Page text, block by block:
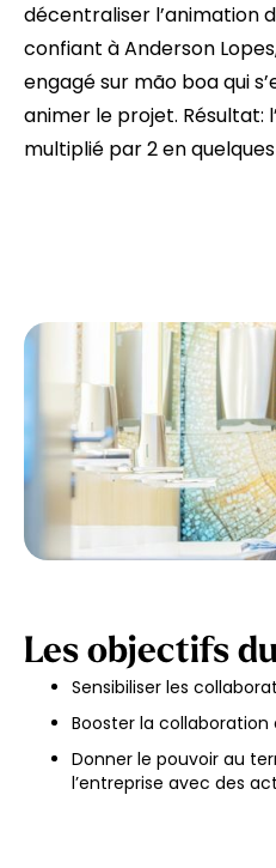
décentraliser l’animation
confiant à Anderson
engagé sur mão boa qui
animer le projet. Résultat:
multiplié par 2 en
Les objectifs
Sensibiliser les
Booster la collaboration
Donner le pouvoir au
l’entreprise avec des